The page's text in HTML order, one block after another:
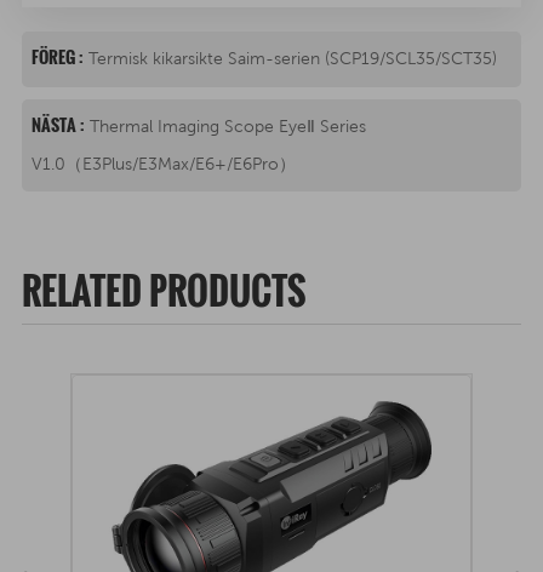
FÖREG : Termisk kikarsikte Saim-serien (SCP19/SCL35/SCT35)
NÄSTA : Thermal Imaging Scope EyeⅡ Series
V1.0（E3Plus/E3Max/E6+/E6Pro）
RELATED PRODUCTS